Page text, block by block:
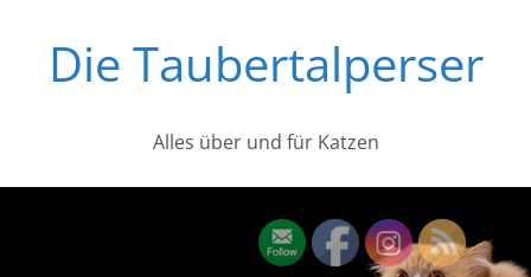
springenDie Taubertalperser
Alles über und für Katzen